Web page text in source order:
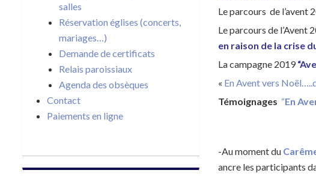
salles
Réservation églises (concerts,
mariages…)
Demande de certificats
Relais paroissiaux
Agenda des obsèques
Contact
Paiements en ligne
Le parcours de l’avent
Le parcours de l’Avent
en raison de la crise
La campagne 2019
« En Avent vers
Témoignages “En
-Au moment du
ancre les participants